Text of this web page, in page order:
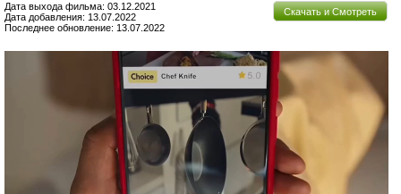
Скачать и Смотреть
Дата выхода фильма: 03.12.2021
Дата добавления: 13.07.2022
Последнее обновление: 13.07.2022